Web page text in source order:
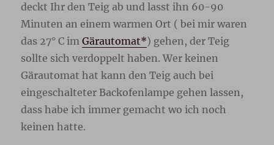
deckt Ihr den Teig ab und lasst ihn 60-90
Minuten an einem warmen Ort ( bei mir waren
das 27° C imGärautomat*) gehen, der Teig
sollte sich verdoppelt haben. Wer keinen
Gärautomat hat kann den Teig auch bei
eingeschalteter Backofenlampe gehen lassen,
dass habe ich immer gemacht wo ich noch
keinen hatte.